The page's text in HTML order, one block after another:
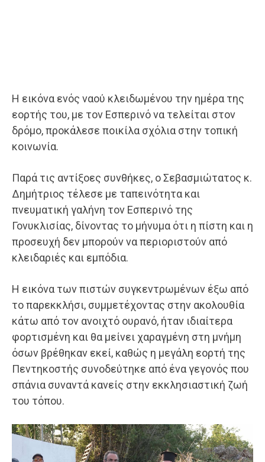
Η εικόνα ενός ναού κλειδωμένου την ημέρα της
εορτής του, με τον Εσπερινό να τελείται στον
δρόμο, προκάλεσε ποικίλα σχόλια στην τοπική
κοινωνία.
Παρά τις αντίξοες συνθήκες, ο Σεβασμιώτατος κ.
Δημήτριος τέλεσε με ταπεινότητα και
πνευματική γαλήνη τον Εσπερινό της
Γονυκλισίας, δίνοντας το μήνυμα ότι η πίστη και η
προσευχή δεν μπορούν να περιοριστούν από
κλειδαριές και εμπόδια.
Η εικόνα των πιστών συγκεντρωμένων έξω από
το παρεκκλήσι, συμμετέχοντας στην ακολουθία
κάτω από τον ανοιχτό ουρανό, ήταν ιδιαίτερα
φορτισμένη και θα μείνει χαραγμένη στη μνήμη
όσων βρέθηκαν εκεί, καθώς η μεγάλη εορτή της
Πεντηκοστής συνοδεύτηκε από ένα γεγονός που
σπάνια συναντά κανείς στην εκκλησιαστική ζωή
του τόπου.